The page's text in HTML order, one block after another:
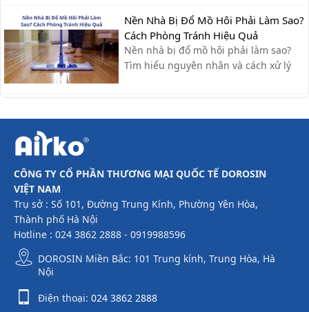
ty xin trân trọng thông báo lịch nghỉ lễ
như sau:- Giỗ Tổ Hùng Vương: Nghỉ
ngày 26/04 – 27/04- Giải phóng miền
Nam & Quốc tế Lao động (30/4 - ...
Nền Nhà Bị Đổ Mồ Hôi Phải Làm Sao?
Cách Phòng Tránh Hiệu Quả
Nền nhà bị đổ mồ hôi phải làm sao?
Tìm hiểu nguyên nhân và cách xử lý
hiệu quả giúp sàn nhà luôn khô ráo.
CÔNG TY CỔ PHẦN THƯƠNG MẠI QUỐC TẾ DOROSIN
VIỆT NAM
Trụ sở : Số 101, Đường Trung Kính, Phường Yên Hòa,
Thành phố Hà Nội
Hotline : 024 3862 2888 - 0919988596
DOROSIN Miền Bắc: 101 Trung kính, Trung Hòa, Hà
Nội
Điện thoại: 024 3862 2888